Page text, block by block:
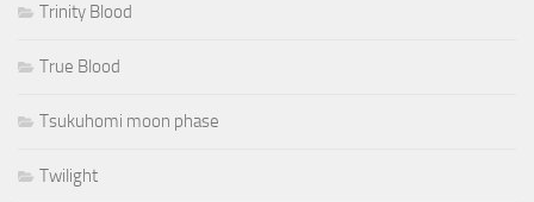
Trinity Blood
True Blood
Tsukuhomi moon phase
Twilight